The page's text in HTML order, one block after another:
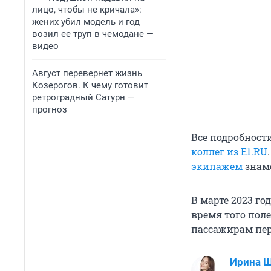
лицо, чтобы не кричала»:
жених убил модель и год
возил ее труп в чемодане —
видео
Август перевернет жизнь
Козерогов. К чему готовит
ретроградный Сатурн —
прогноз
Все
коллег из E1.RU
экипажем
В марте 2023
время того
пассажирам
Ирина